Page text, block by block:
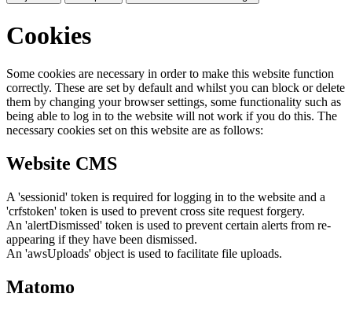
Cookies
Some cookies are necessary in order to make this website function
correctly. These are set by default and whilst you can block or delete
them by changing your browser settings, some functionality such as
being able to log in to the website will not work if you do this. The
necessary cookies set on this website are as follows:
Website CMS
A 'sessionid' token is required for logging in to the website and a
'crfstoken' token is used to prevent cross site request forgery.
An 'alertDismissed' token is used to prevent certain alerts from re-
appearing if they have been dismissed.
An 'awsUploads' object is used to facilitate file uploads.
Matomo